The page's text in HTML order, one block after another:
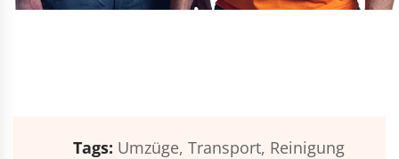
Tags: Umzüge, Transport, Reinigung